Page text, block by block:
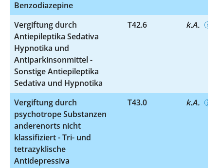
Benzodiazepine
Vergiftung durch
Antiepileptika Sedativa
Hypnotika und
Antiparkinsonmittel -
Sonstige Antiepileptika
Sedativa und Hypnotika
T42.6 k.A.
Vergiftung durch
psychotrope Substanzen
anderenorts nicht
klassifiziert - Tri- und
tetrazyklische
Antidepressiva
T43.0 k.A.